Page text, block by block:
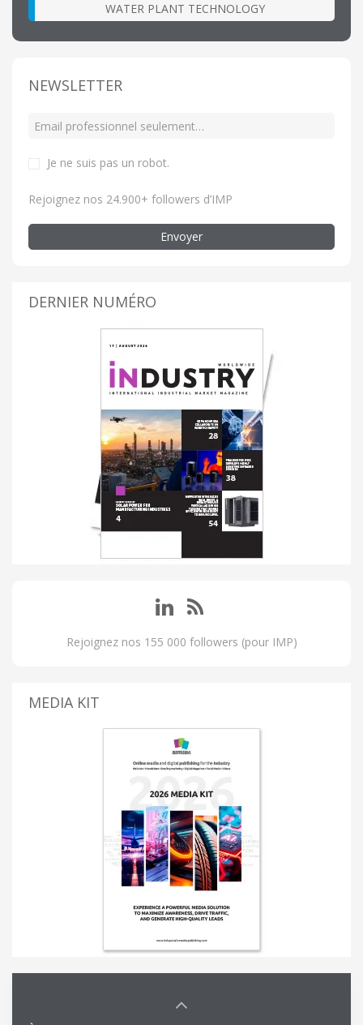
WATER PLANT TECHNOLOGY
NEWSLETTER
Je ne suis pas un robot.
Rejoignez nos 24.900+ followers d’IMP
Envoyer
DERNIER NUMÉRO
Rejoignez nos 155 000 followers (pour IMP)
MEDIA KIT